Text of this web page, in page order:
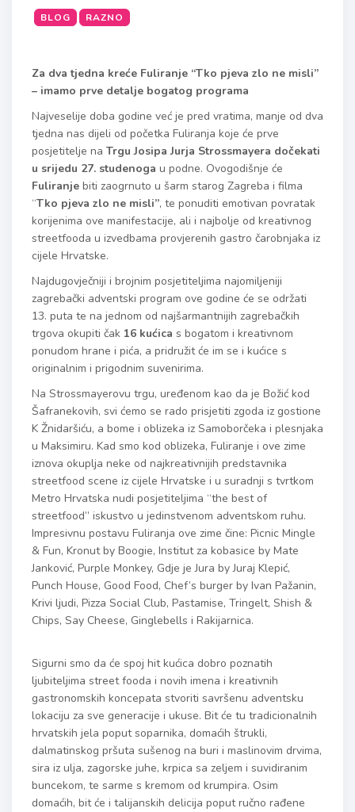
BLOG RAZNO
Za dva tjedna kreće Fuliranje “Tko pjeva zlo ne misli”
– imamo prve detalje bogatog programa
Najveselije doba godine već je pred vratima, manje od dva
tjedna nas dijeli od početka Fuliranja koje će prve
posjetitelje na Trgu Josipa Jurja Strossmayera dočekati
u srijedu 27. studenoga u podne. Ovogodišnje će
Fuliranje biti zaogrnuto u šarm starog Zagreba i filma
“Tko pjeva zlo ne misli”, te ponuditi emotivan povratak
korijenima ove manifestacije, ali i najbolje od kreativnog
streetfooda u izvedbama provjerenih gastro čarobnjaka iz
cijele Hrvatske.
Najdugovječniji i brojnim posjetiteljima najomiljeniji
zagrebački adventski program ove godine će se održati
13. puta te na jednom od najšarmantnijih zagrebačkih
trgova okupiti čak 16 kućica s bogatom i kreativnom
ponudom hrane i pića, a pridružit će im se i kućice s
originalnim i prigodnim suvenirima.
Na Strossmayerovu trgu, uređenom kao da je Božić kod
Šafranekovih, svi ćemo se rado prisjetiti zgoda iz gostione
K Žnidaršiću, a bome i oblizeka iz Samoborčeka i plesnjaka
u Maksimiru. Kad smo kod oblizeka, Fuliranje i ove zime
iznova okuplja neke od najkreativnijih predstavnika
streetfood scene iz cijele Hrvatske i u suradnji s tvrtkom
Metro Hrvatska nudi posjetiteljima “the best of
streetfood” iskustvo u jedinstvenom adventskom ruhu.
Impresivnu postavu Fuliranja ove zime čine: Picnic Mingle
& Fun, Kronut by Boogie, Institut za kobasice by Mate
Janković, Purple Monkey, Gdje je Jura by Juraj Klepić,
Punch House, Good Food, Chef’s burger by Ivan Pažanin,
Krivi ljudi, Pizza Social Club, Pastamise, Tringelt, Shish &
Chips, Say Cheese, Ginglebells i Rakijarnica.
Sigurni smo da će spoj hit kućica dobro poznatih
ljubiteljima street fooda i novih imena i kreativnih
gastronomskih koncepata stvoriti savršenu adventsku
lokaciju za sve generacije i ukuse. Bit će tu tradicionalnih
hrvatskih jela poput soparnika, domaćih štrukli,
dalmatinskog pršuta sušenog na buri i maslinovim drvima,
sira iz ulja, zagorske juhe, krpica sa zeljem i suvidiranim
buncekom, te sarme s kremom od krumpira. Osim
domaćih, bit će i talijanskih delicija poput ručno rađene